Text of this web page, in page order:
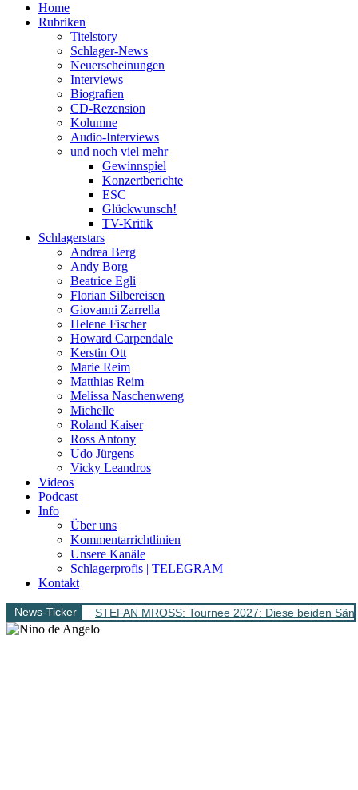
Home
Rubriken
Titelstory
Schlager-News
Neuerscheinungen
Interviews
Biografien
CD-Rezension
Kolumne
Audio-Interviews
und noch viel mehr
Gewinnspiel
Konzertberichte
ESC
Glückwunsch!
TV-Kritik
Schlagerstars
Andrea Berg
Andy Borg
Beatrice Egli
Florian Silbereisen
Giovanni Zarrella
Helene Fischer
Howard Carpendale
Kerstin Ott
Marie Reim
Matthias Reim
Melissa Naschenweng
Michelle
Roland Kaiser
Ross Antony
Udo Jürgens
Vicky Leandros
Videos
Podcast
Info
Über uns
Kommentarrichtlinien
Unsere Kanäle
Schlagerprofis | TELEGRAM
Kontakt
News-Ticker STEFAN MROSS: Tournee 2027: Diese beiden